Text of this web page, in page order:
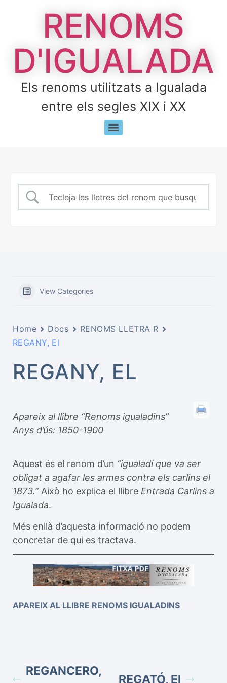
RENOMS
D'IGUALADA
Els renoms utilitzats a Igualada
entre els segles XIX i XX
View Categories
Home Docs
RENOMS LLETRA R
REGANY, El
REGANY, EL
Apareix al llibre “Renoms igualadins”
Anys d’ús: 1850-1900
Aquest és el renom d’un “igualadí que va ser
obligat a agafar les armes contra els carlins el
1873.”Això ho explica el llibre Entrada Carlins a
Igualada.
Més enllà d’aquesta informació no podem
concretar de qui es tractava.
APAREIX AL LLIBRE RENOMS IGUALADINS
REGANCERO,
REGATÓ, El